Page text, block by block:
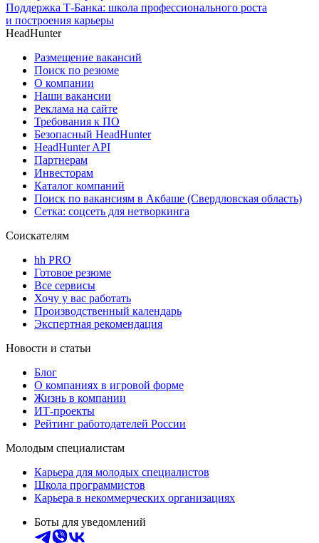
Поддержка Т-Банка: школа профессионального роста
и построения карьеры
HeadHunter
Размещение вакансий
Поиск по резюме
О компании
Наши вакансии
Реклама на сайте
Требования к ПО
Безопасный HeadHunter
HeadHunter API
Партнерам
Инвесторам
Каталог компаний
Поиск по вакансиям в Акбаше (Свердловская область)
Сетка: соцсеть для нетворкинга
Соискателям
hh PRO
Готовое резюме
Все сервисы
Хочу у вас работать
Производственный календарь
Экспертная рекомендация
Новости и статьи
Блог
О компаниях в игровой форме
Жизнь в компании
ИТ-проекты
Рейтинг работодателей России
Молодым специалистам
Карьера для молодых специалистов
Школа программистов
Карьера в некоммерческих организациях
Боты для уведомлений